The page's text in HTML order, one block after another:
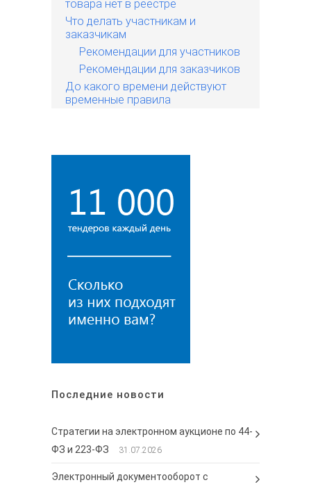
товара нет в реестре
Что делать участникам и
заказчикам
Рекомендации для участников
Рекомендации для заказчиков
До какого времени действуют
временные правила
Последние новости
Стратегии на электронном аукционе по 44-
ФЗ и 223-ФЗ
31.07.2026
Электронный документооборот с